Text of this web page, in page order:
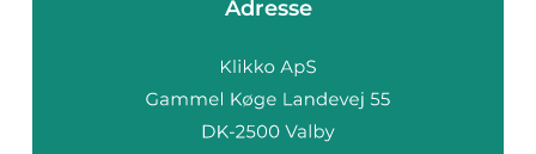
Adresse